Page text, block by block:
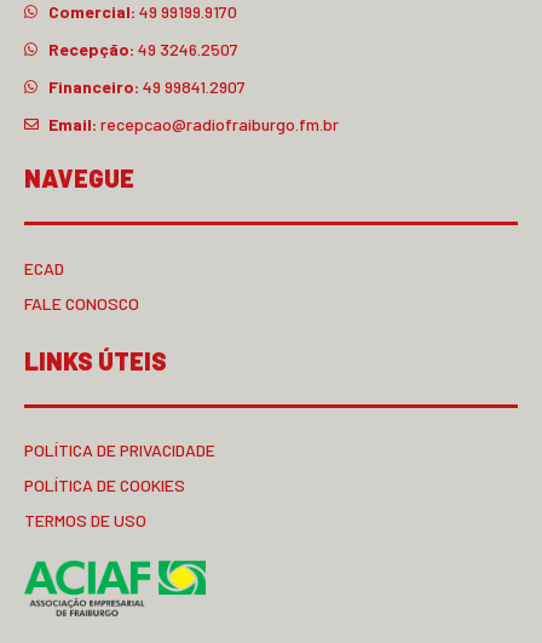
Comercial: 49 99199.9170
Recepção: 49 3246.2507
Financeiro: 49 99841.2907
Email: recepcao@radiofraiburgo.fm.br
NAVEGUE
ECAD
FALE CONOSCO
LINKS ÚTEIS
POLÍTICA DE PRIVACIDADE
POLÍTICA DE COOKIES
TERMOS DE USO